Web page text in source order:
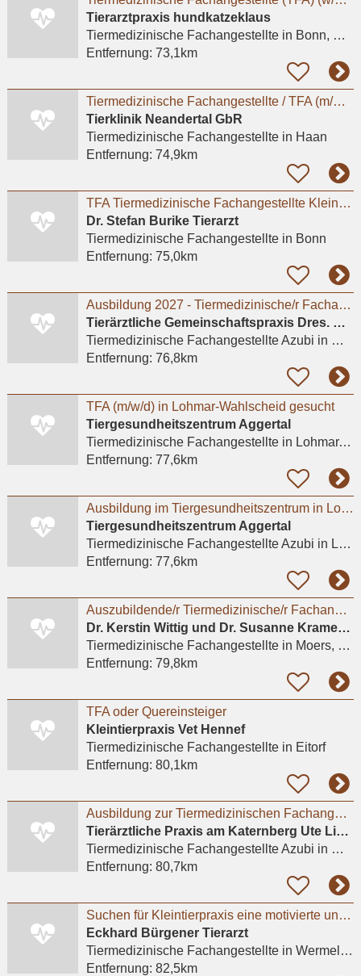
Tierarztpraxis hundkatzeklaus
Tiermedizinische Fachangestelltein Bonn, Bad Godesberg
Entfernung: 73,1km
Tiermedizinische Fachangestellte / TFA (m/w/d) - Haan (Düsseldorf)
Tierklinik Neandertal GbR
Tiermedizinische Fachangestelltein Haan
Entfernung: 74,9km
TFA Tiermedizinische Fachangestellte Kleintierpraxis in Bonn
Dr. Stefan Burike Tierarzt
Tiermedizinische Fachangestelltein Bonn
Entfernung: 75,0km
Ausbildung 2027 - Tiermedizinische/r Fachangestellte/r (m/w/d) # Praktikum möglich
Tierärztliche Gemeinschaftspraxis Dres. Matburger
Tiermedizinische Fachangestellte Azubi in Moers
Entfernung: 76,8km
TFA (m/w/d) in Lohmar-Wahlscheid gesucht
Tiergesundheitszentrum Aggertal
Tiermedizinische Fachangestelltein Lohmar, Wahlscheid
Entfernung: 77,6km
Ausbildung im Tiergesundheitszentrum in Lohmar m/w/d
Tiergesundheitszentrum Aggertal
Tiermedizinische Fachangestellte Azubi in Lohmar, Wahlscheid
Entfernung: 77,6km
Auszubildende/r Tiermedizinische/r Fachangestellte/r (m/w/d)
Dr. Kerstin Wittig und Dr. Susanne Kramer GbR Kleintierpraxis
Tiermedizinische Fachangestelltein Moers, Repelen
Entfernung: 79,8km
TFA oder Quereinsteiger
Kleintierpraxis Vet Hennef
Tiermedizinische Fachangestelltein Eitorf
Entfernung: 80,1km
Ausbildung zur Tiermedizinischen Fachangestellten (m/w/d)
Tierärztliche Praxis am Katernberg Ute Lipka
Tiermedizinische Fachangestellte Azubi in Wuppertal
Entfernung: 80,7km
Suchen für Kleintierpraxis eine motivierte und interessierte Auszubildende
Eckhard Bürgener Tierarzt
Tiermedizinische Fachangestelltein Wermelskirchen
Entfernung: 82,5km